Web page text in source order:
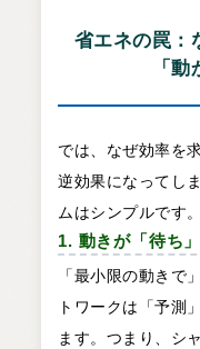
省エネの罠：
「
では、なぜ効率を
逆効果になってし
ムはシンプルです。
1. 動きが「待ち
「最小限の動きで
トワークは「予測
ます。つまり、シ